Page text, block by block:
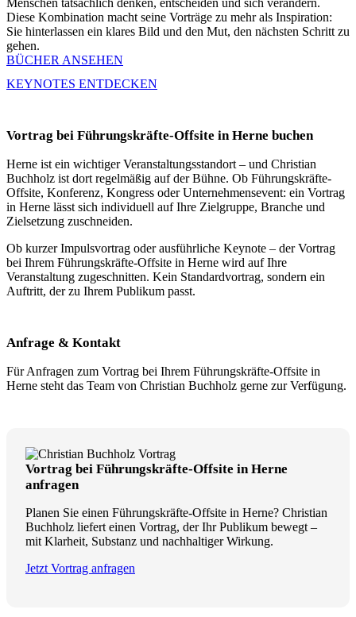
Menschen tatsächlich denken, entscheiden und sich verändern.
Diese Kombination macht seine Vorträge zu mehr als Inspiration:
Sie hinterlassen ein klares Bild und den Mut, den nächsten Schritt zu
gehen.
BÜCHER ANSEHEN
KEYNOTES ENTDECKEN
Vortrag bei Führungskräfte-Offsite in Herne buchen
Herne ist ein wichtiger Veranstaltungsstandort – und Christian
Buchholz ist dort regelmäßig auf der Bühne. Ob Führungskräfte-
Offsite, Konferenz, Kongress oder Unternehmensevent: ein Vortrag
in Herne lässt sich individuell auf Ihre Zielgruppe, Branche und
Zielsetzung zuschneiden.
Ob kurzer Impulsvortrag oder ausführliche Keynote – der Vortrag
bei Ihrem Führungskräfte-Offsite in Herne wird auf Ihre
Veranstaltung zugeschnitten. Kein Standardvortrag, sondern ein
Auftritt, der zu Ihrem Publikum passt.
Anfrage & Kontakt
Für Anfragen zum Vortrag bei Ihrem Führungskräfte-Offsite in
Herne steht das Team von Christian Buchholz gerne zur Verfügung.
Vortrag bei Führungskräfte-Offsite in Herne
anfragen
Planen Sie einen Führungskräfte-Offsite in Herne? Christian
Buchholz liefert einen Vortrag, der Ihr Publikum bewegt –
mit Klarheit, Substanz und nachhaltiger Wirkung.
Jetzt Vortrag anfragen